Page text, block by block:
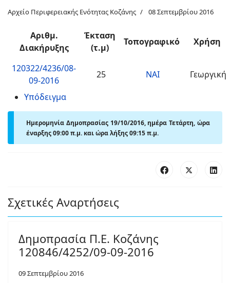
Αρχείο Περιφερειακής Ενότητας Κοζάνης 08 Σεπτεμβρίου 2016
Αριθμ.
Διακήρυξης
Έκταση
(τ.μ)
Τοπογραφικό Χρήση
120322/4236/08-
09-2016
25 ΝΑΙ
Γεωργική
Υπόδειγμα
Ημερομηνία Δημοπρασίας 19/10/2016, ημέρα Τετάρτη, ώρα
έναρξης 09:00 π.μ. και ώρα λήξης 09:15 π.μ.
Σχετικές Αναρτήσεις
Δημοπρασία Π.Ε. Κοζάνης
120846/4252/09-09-2016
09 Σεπτεμβρίου 2016